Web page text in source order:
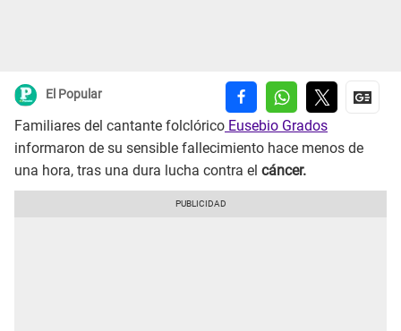
El Popular
Familiares del cantante folclórico Eusebio Grados
informaron de su sensible fallecimiento hace menos de
una hora, tras una dura lucha contra el cáncer.